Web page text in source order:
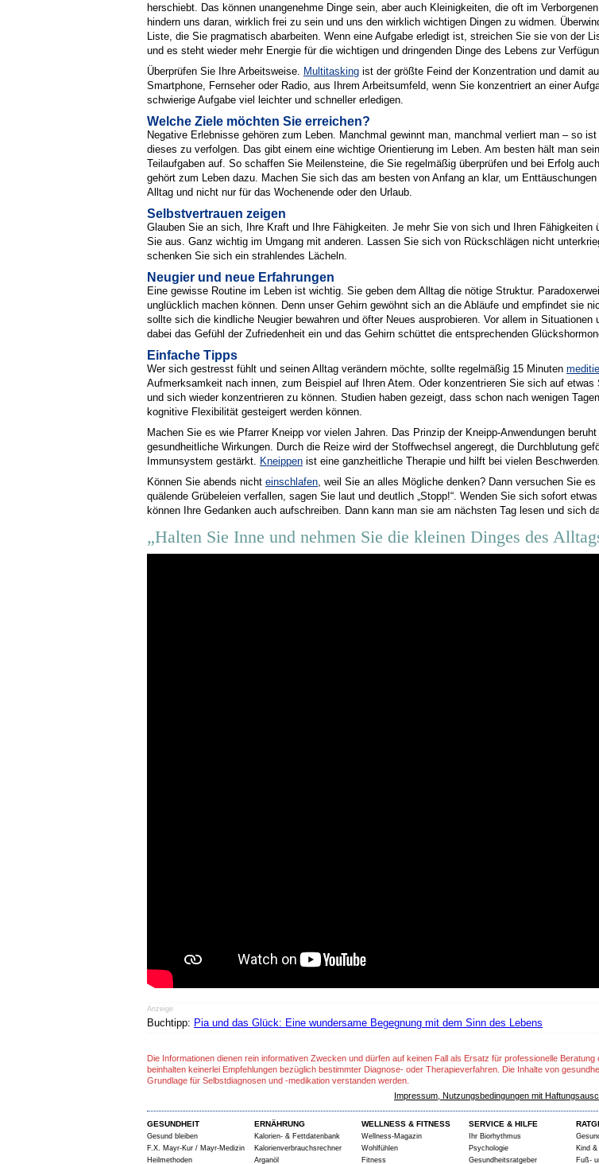
herschiebt. Das können unangenehme Dinge sein, aber auch Kleinigkeiten, die oft im
hindern uns daran, wirklich frei zu sein und uns den wirklich wichtigen Dingen zu widmen.
Liste, die Sie pragmatisch abarbeiten. Wenn eine Aufgabe erledigt ist, streichen Sie sie von der
und es steht wieder mehr Energie für die wichtigen und dringenden Dinge des Lebens zur
Überprüfen Sie Ihre Arbeitsweise. Multitasking ist der größte Feind der Konzentration und damit
Smartphone, Fernseher oder Radio, aus Ihrem Arbeitsumfeld, wenn Sie konzentriert an einer
schwierige Aufgabe viel leichter und schneller erledigen.
Welche Ziele möchten Sie erreichen?
Negative Erlebnisse gehören zum Leben. Manchmal gewinnt man, manchmal verliert man – so
dieses zu verfolgen. Das gibt einem eine wichtige Orientierung im Leben. Am besten hält man
Teilaufgaben auf. So schaffen Sie Meilensteine, die Sie regelmäßig überprüfen und bei Erfolg
gehört zum Leben dazu. Machen Sie sich das am besten von Anfang an klar, um
Alltag und nicht nur für das Wochenende oder den Urlaub.
Selbstvertrauen zeigen
Glauben Sie an sich, Ihre Kraft und Ihre Fähigkeiten. Je mehr Sie von sich und Ihren
Sie aus. Ganz wichtig im Umgang mit anderen. Lassen Sie sich von Rückschlägen nicht
schenken Sie sich ein strahlendes Lächeln.
Neugier und neue Erfahrungen
Eine gewisse Routine im Leben ist wichtig. Sie geben dem Alltag die nötige Struktur.
unglücklich machen können. Denn unser Gehirn gewöhnt sich an die Abläufe und empfindet sie
sollte sich die kindliche Neugier bewahren und öfter Neues ausprobieren. Vor allem in
dabei das Gefühl der Zufriedenheit ein und das Gehirn schüttet die entsprechenden
Einfache Tipps
Wer sich gestresst fühlt und seinen Alltag verändern möchte, sollte regelmäßig 15 Minuten
Aufmerksamkeit nach innen, zum Beispiel auf Ihren Atem. Oder konzentrieren Sie sich auf
und sich wieder konzentrieren zu können. Studien haben gezeigt, dass schon nach wenigen
kognitive Flexibilität gesteigert werden können.
Machen Sie es wie Pfarrer Kneipp vor vielen Jahren. Das Prinzip der Kneipp-Anwendungen
gesundheitliche Wirkungen. Durch die Reize wird der Stoffwechsel angeregt, die Durchblutung
Immunsystem gestärkt. Kneippen ist eine ganzheitliche Therapie und hilft bei vielen Beschwerden.
Können Sie abends nicht einschlafen, weil Sie an alles Mögliche denken? Dann versuchen Sie
quälende Grübeleien verfallen, sagen Sie laut und deutlich „Stopp!“. Wenden Sie sich sofort
können Ihre Gedanken auch aufschreiben. Dann kann man sie am nächsten Tag lesen und sich
„Halten Sie Inne und nehmen Sie die kleinen Dinges des
Anzeige
Buchtipp: Pia und das Glück: Eine wundersame Begegnung mit dem Sinn des Lebens
Die Informationen dienen rein informativen Zwecken und dürfen auf keinen Fall als Ersatz für professionelle
beinhalten keinerlei Empfehlungen bezüglich bestimmter Diagnose- oder Therapieverfahren. Die Inhalte von
Grundlage für Selbstdiagnosen und -medikation verstanden werden.
Impressum, Nutzungsbedingungen mit
GESUNDHEIT
Gesund bleiben
F.X. Mayr-Kur / Mayr-Medizin
Heilmethoden
ERNÄHRUNG
Kalorien- & Fettdatenbank
Kalorienverbrauchsrechner
Arganöl
WELLNESS & FITNESS
Wellness-Magazin
Wohlfühlen
Fitness
SERVICE & HILFE
Ihr Biorhythmus
Psychologie
Gesundheitsratgeber
Kind
Fuß-